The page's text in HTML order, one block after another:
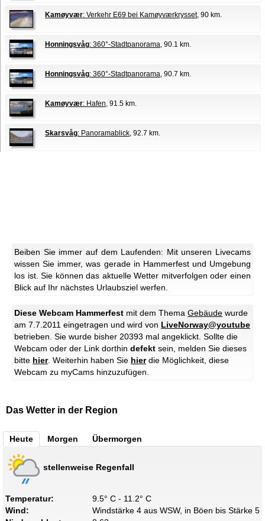
Kamøyvær: Verkehr E69 bei Kamøyværkrysset, 90 km.
Honningsvåg: 360°-Stadtpanorama, 90.1 km.
Honningsvåg: 360°-Stadtpanorama, 90.7 km.
Kamøyvær: Hafen, 91.5 km.
Skarsvåg: Panoramablick, 92.7 km.
Beiben Sie immer auf dem Laufenden: Mit unseren Livecams
wissen Sie immer, was gerade in Hammerfest und Umgebung
los ist. Sie können das aktuelle Wetter mitverfolgen oder einen
Blick auf Ihr nächstes Urlaubsziel werfen.
Diese Webcam Hammerfest mit dem Thema Gebäude wurde
am 7.7.2011 eingetragen und wird von LiveNorway@youtube
betrieben. Sie wurde bisher 20393 mal angeklickt. Sollte die
Webcam oder der Link dorthin defekt sein, melden Sie dieses
bitte hier. Weiterhin haben Sie hierdie Möglichkeit, diese
Webcam zu myCams hinzuzufügen.
Das Wetter in der Region
Heute Morgen Übermorgen
stellenweise Regenfall
Temperatur:
9.5° C - 11.2° C
Wind:
Windstärke 4 aus WSW, in Böen bis Stärke 5